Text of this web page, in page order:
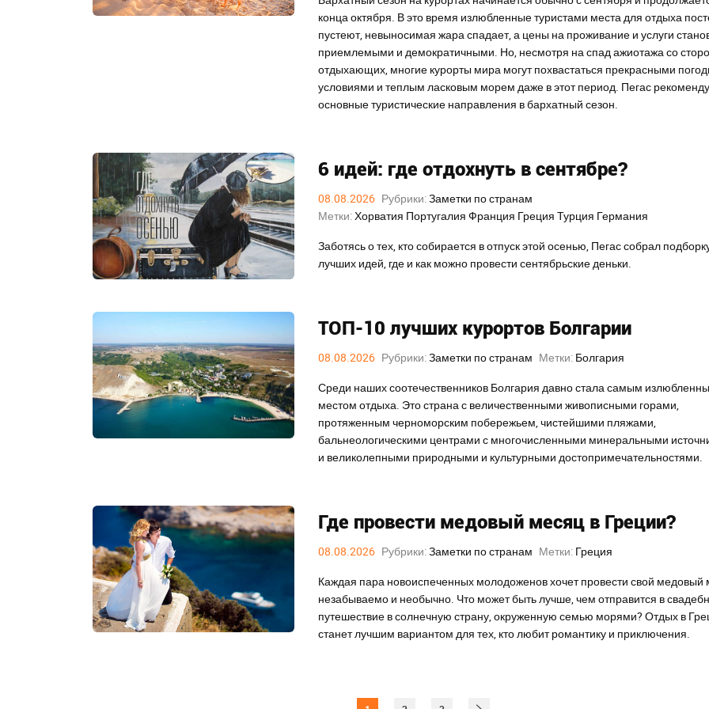
конца октября. В это время излюбленные туристами места для отдыха
пустеют, невыносимая жара спадает, а цены на проживание и услуги
приемлемыми и демократичными. Но, несмотря на спад ажиотажа со
отдыхающих, многие курорты мира могут похвастаться прекрасными
условиями и теплым ласковым морем даже в этот период. Пегас
основные туристические направления в бархатный сезон.
6 идей: где отдохнуть в сентябре?
08.08.2026 Рубрики:Заметки по странам
Метки:Хорватия Португалия Франция Греция Турция Германия
Заботясь о тех, кто собирается в отпуск этой осенью, Пегас собрал
лучших идей, где и как можно провести сентябрьские деньки.
ТОП-10 лучших курортов Болгарии
08.08.2026 Рубрики:Заметки по странам Метки: Болгария
Среди наших соотечественников Болгария давно стала самым
местом отдыха. Это страна с величественными живописными горами,
протяженным черноморским побережьем, чистейшими пляжами,
бальнеологическими центрами с многочисленными минеральными
и великолепными природными и культурными достопримечательностями.
Где провести медовый месяц в Греции?
08.08.2026 Рубрики:Заметки по странам Метки: Греция
Каждая пара новоиспеченных молодоженов хочет провести свой медовый
незабываемо и необычно. Что может быть лучше, чем отправится в
путешествие в солнечную страну, окруженную семью морями? Отдых в
станет лучшим вариантом для тех, кто любит романтику и приключения.